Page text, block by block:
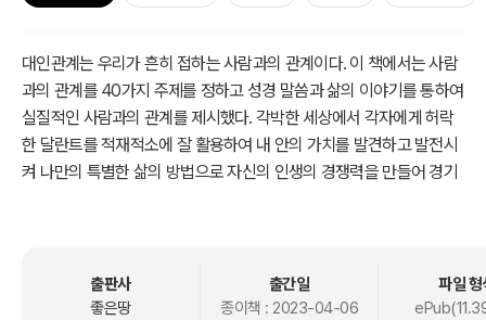
대인관계는 우리가 흔히 접하는 사람과의 관계이다. 이 책에서는 사람
과의 관계를 40가지 주제를 정하고 성경 말씀과 삶의 이야기를 통하여
실질적인 사람과의 관계를 제시했다. 각박한 세상에서 각자에게 허락
한 달란트를 적재적소에 잘 활용하여 내 안의 가치를 발견하고 발전시
켜 나만의 특별한 삶의 방법으로 자신의 인생의 경쟁력을 만들어 경기
출판사
좋은땅
출간일
종이책 : 2023-04-06
파일 형